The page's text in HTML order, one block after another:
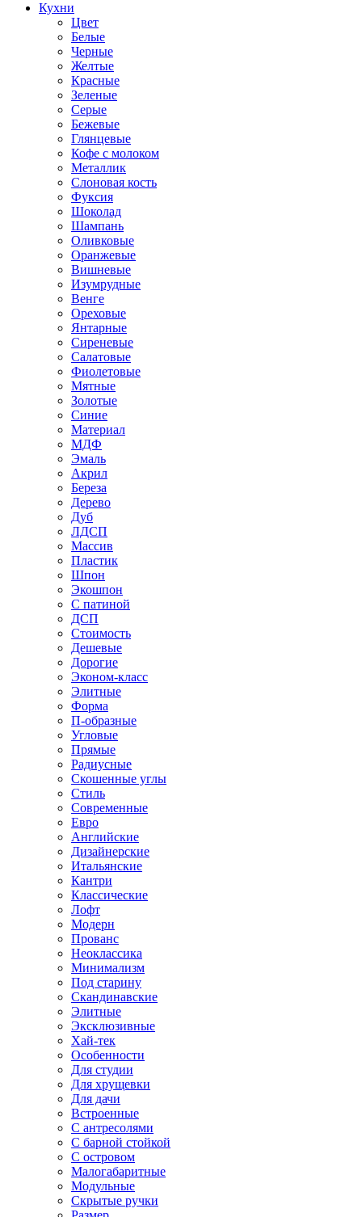
Кухни
Цвет
Белые
Черные
Желтые
Красные
Зеленые
Серые
Бежевые
Глянцевые
Кофе с молоком
Металлик
Слоновая кость
Фуксия
Шоколад
Шампань
Оливковые
Оранжевые
Вишневые
Изумрудные
Венге
Ореховые
Янтарные
Сиреневые
Салатовые
Фиолетовые
Мятные
Золотые
Синие
Материал
МДФ
Эмаль
Акрил
Береза
Дерево
Дуб
ЛДСП
Массив
Пластик
Шпон
Экошпон
С патиной
ДСП
Стоимость
Дешевые
Дорогие
Эконом-класс
Элитные
Форма
П-образные
Угловые
Прямые
Радиусные
Скошенные углы
Стиль
Современные
Евро
Английские
Дизайнерские
Итальянские
Кантри
Классические
Лофт
Модерн
Прованс
Неоклассика
Минимализм
Под старину
Скандинавские
Элитные
Эксклюзивные
Хай-тек
Особенности
Для студии
Для хрущевки
Для дачи
Встроенные
С антресолями
С барной стойкой
С островом
Малогабаритные
Модульные
Скрытые ручки